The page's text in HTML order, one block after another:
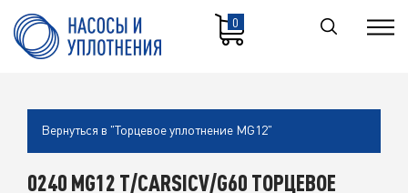
0
Вернуться в "Торцевое уплотнение MG12"
0240 MG12 T/CARSICV/G60 ТОРЦЕВОЕ